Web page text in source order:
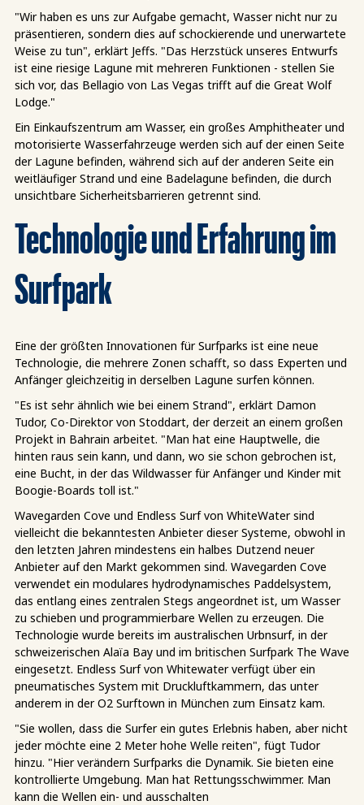
"Wir haben es uns zur Aufgabe gemacht, Wasser nicht nur zu
präsentieren, sondern dies auf schockierende und unerwartete
Weise zu tun", erklärt Jeffs. "Das Herzstück unseres Entwurfs
ist eine riesige Lagune mit mehreren Funktionen - stellen Sie
sich vor, das Bellagio von Las Vegas trifft auf die Great Wolf
Lodge."
Ein Einkaufszentrum am Wasser, ein großes Amphitheater und
motorisierte Wasserfahrzeuge werden sich auf der einen Seite
der Lagune befinden, während sich auf der anderen Seite ein
weitläufiger Strand und eine Badelagune befinden, die durch
unsichtbare Sicherheitsbarrieren getrennt sind.
Technologie und Erfahrung im
Surfpark
Eine der größten Innovationen für Surfparks ist eine neue
Technologie, die mehrere Zonen schafft, so dass Experten und
Anfänger gleichzeitig in derselben Lagune surfen können.
"Es ist sehr ähnlich wie bei einem Strand", erklärt Damon
Tudor, Co-Direktor von Stoddart, der derzeit an einem großen
Projekt in Bahrain arbeitet. "Man hat eine Hauptwelle, die
hinten raus sein kann, und dann, wo sie schon gebrochen ist,
eine Bucht, in der das Wildwasser für Anfänger und Kinder mit
Boogie-Boards toll ist."
Wavegarden Cove und Endless Surf von WhiteWater sind
vielleicht die bekanntesten Anbieter dieser Systeme, obwohl in
den letzten Jahren mindestens ein halbes Dutzend neuer
Anbieter auf den Markt gekommen sind. Wavegarden Cove
verwendet ein modulares hydrodynamisches Paddelsystem,
das entlang eines zentralen Stegs angeordnet ist, um Wasser
zu schieben und programmierbare Wellen zu erzeugen. Die
Technologie wurde bereits im australischen Urbnsurf, in der
schweizerischen Alaïa Bay und im britischen Surfpark The Wave
eingesetzt. Endless Surf von Whitewater verfügt über ein
pneumatisches System mit Druckluftkammern, das unter
anderem in der O2 Surftown in München zum Einsatz kam.
"Sie wollen, dass die Surfer ein gutes Erlebnis haben, aber nicht
jeder möchte eine 2 Meter hohe Welle reiten", fügt Tudor
hinzu. "Hier verändern Surfparks die Dynamik. Sie bieten eine
kontrollierte Umgebung. Man hat Rettungsschwimmer. Man
kann die Wellen ein- und ausschalten